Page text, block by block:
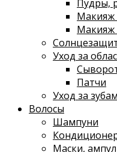
Пудры,
Макияж
Макияж
Уход за
Патчи
Уход за
Волосы
Шампуни
Маски,